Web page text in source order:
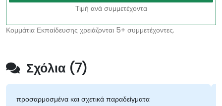
Τιμή ανά συμμετέχοντα
Κομμάτια Εκπαίδευσης χρειάζονται 5+ συμμετέχοντες.
Σχόλια (7)
προσαρμοσμένα και σχετικά παραδείγματα